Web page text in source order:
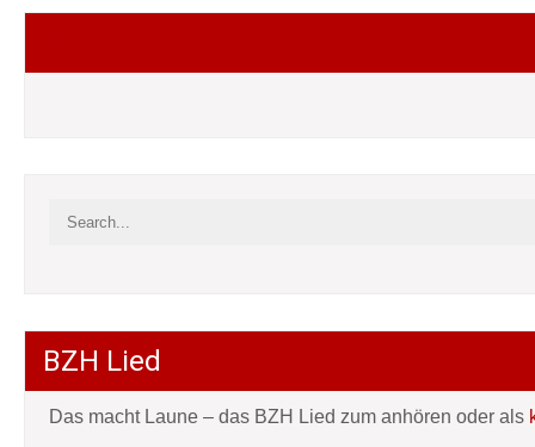
BZH Lied
Das macht Laune – das BZH Lied zum anhören oder als